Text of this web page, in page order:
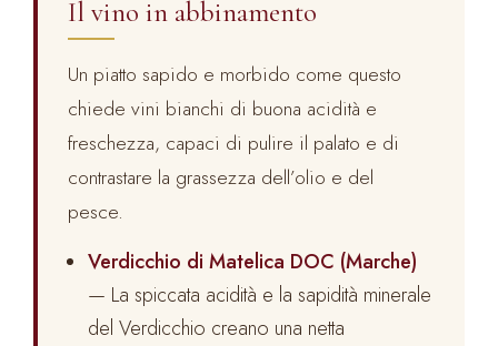
Il vino in abbinamento
Un piatto sapido e morbido come questo
chiede vini bianchi di buona acidità e
freschezza, capaci di pulire il palato e di
contrastare la grassezza dell’olio e del
pesce.
Verdicchio di Matelica DOC (Marche)
— La spiccata acidità e la sapidità minerale
del Verdicchio creano una netta